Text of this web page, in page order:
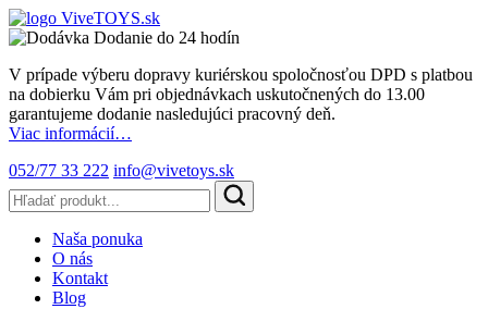
Dodanie do 24 hodín
V prípade výberu dopravy kuriérskou spoločnosťou DPD s platbou
na dobierku Vám pri objednávkach uskutočnených do 13.00
garantujeme dodanie nasledujúci pracovný deň.
Viac informácií…
052/77 33 222 info@vivetoys.sk
Naša ponuka
O nás
Kontakt
Blog